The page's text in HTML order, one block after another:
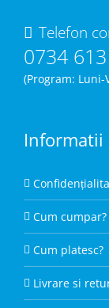
Telefon
0734
(Program: Luni-
Cum cumpar?
Cum platesc?
Livrare si